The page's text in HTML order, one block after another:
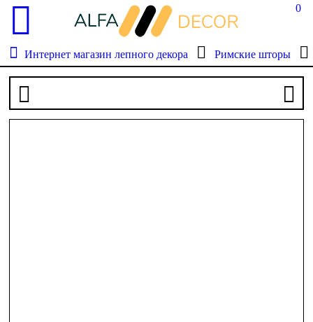
0
Интернет магазин лепного декора Римские шторы